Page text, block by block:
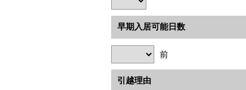
早期入居可能日数
前
引越理由